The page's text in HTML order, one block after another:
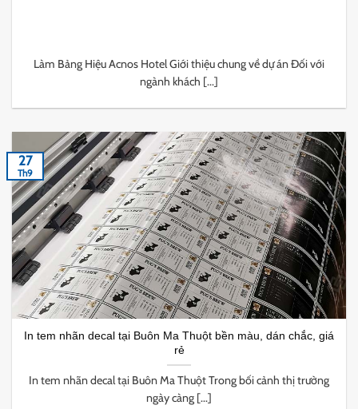
Làm Bảng Hiệu Acnos Hotel Giới thiệu chung về dự án Đối với
ngành khách [...]
In tem nhãn decal tại Buôn Ma Thuột bền màu, dán chắc, giá
rẻ
In tem nhãn decal tại Buôn Ma Thuột Trong bối cảnh thị trường
ngày càng [...]
27
Th9